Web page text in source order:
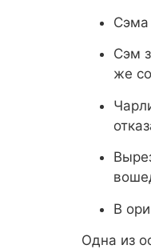
Сэма
Сэм
же
В
Одна из